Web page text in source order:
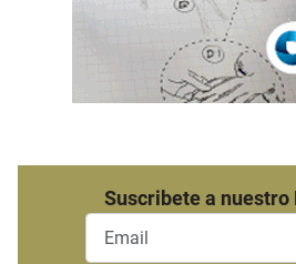
Suscribete a